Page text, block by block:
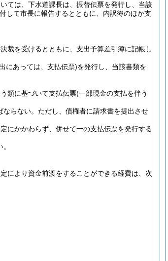
ては、下水道課長は、振替伝票を発行し、当該
して市長に報告するとともに、内訳簿のほか支
裁を受けるとともに、支出予算差引簿に記帳し
にあっては、支払伝票)を発行し、当該書類を
類に基づいて支払伝票(一部現金の支払を伴う
らない。 ただし、債権者に請求書を提出させ
にかかわらず、併せて一の支払伝票を発行する
により資金前渡をすることができる経費は、次